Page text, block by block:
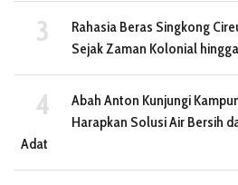
Rahasia Beras Singkong
Sejak Zaman Kolonial
Abah Anton Kunjungi
Harapkan Solusi Air Bersih
Adat